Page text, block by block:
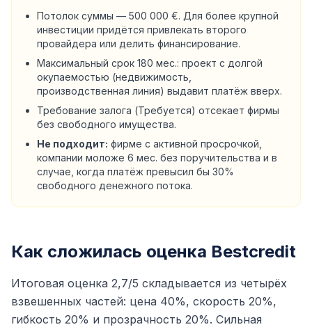
Потолок суммы — 500 000 €. Для более крупной
инвестиции придётся привлекать второго
провайдера или делить финансирование.
Максимальный срок 180 мес.: проект с долгой
окупаемостью (недвижимость,
производственная линия) выдавит платёж вверх.
Требование залога (Требуется) отсекает фирмы
без свободного имущества.
Не подходит: фирме с активной просрочкой,
компании моложе 6 мес. без поручительства и в
случае, когда платёж превысил бы 30%
свободного денежного потока.
Как сложилась оценка Bestcredit
Итоговая оценка 2,7/5 складывается из четырёх
взвешенных частей: цена 40%, скорость 20%,
гибкость 20% и прозрачность 20%. Сильная